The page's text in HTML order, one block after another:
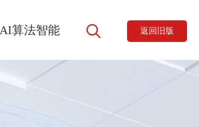
AI算法智能 返回旧版